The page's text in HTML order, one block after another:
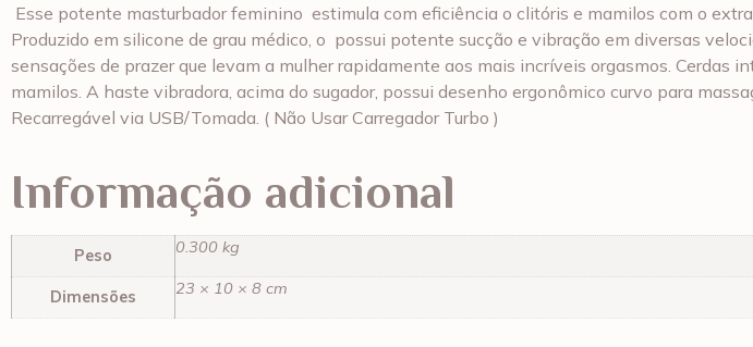
Esse potente masturbador feminino estimula com eficiência o clitóris e mamilos com o
Produzido em silicone de grau médico, o possui potente sucção e vibração em diversas
sensações de prazer que levam a mulher rapidamente aos mais incríveis orgasmos.
mamilos. A haste vibradora, acima do sugador, possui desenho ergonômico curvo para
Recarregável via USB/Tomada. ( Não Usar Carregador Turbo )
Informação adicional
Peso 0.300 kg
Dimensões 23 × 10 × 8 cm